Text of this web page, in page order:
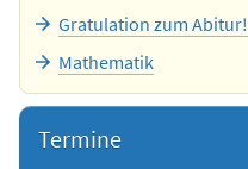
Gratulation zum Abitur!
Mathematik
Termine